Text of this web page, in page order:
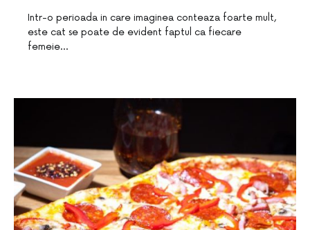
Intr-o perioada in care imaginea conteaza foarte mult,
este cat se poate de evident faptul ca fiecare
femeie…